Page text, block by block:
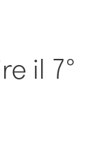
il 7°